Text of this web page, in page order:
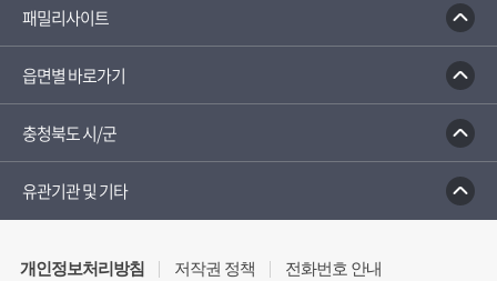
패밀리사이트
읍면별 바로가기
충청북도 시/군
유관기관 및 기타
개인정보처리방침 저작권 정책 전화번호 안내